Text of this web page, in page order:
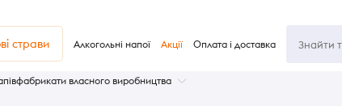
страви Алкогольні напої Акції Оплата і доставка
власного виробництва